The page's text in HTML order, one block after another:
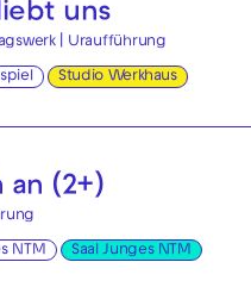
uns
| Uraufführung
Studio Werkhaus
an (2+)
NTM
Saal Junges NTM